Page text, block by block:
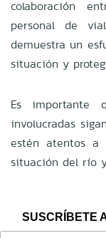
colaboración
personal de
demuestra un
situación y
Es importante
involucradas
estén atentos a
situación del río
SUSCRÍBETE